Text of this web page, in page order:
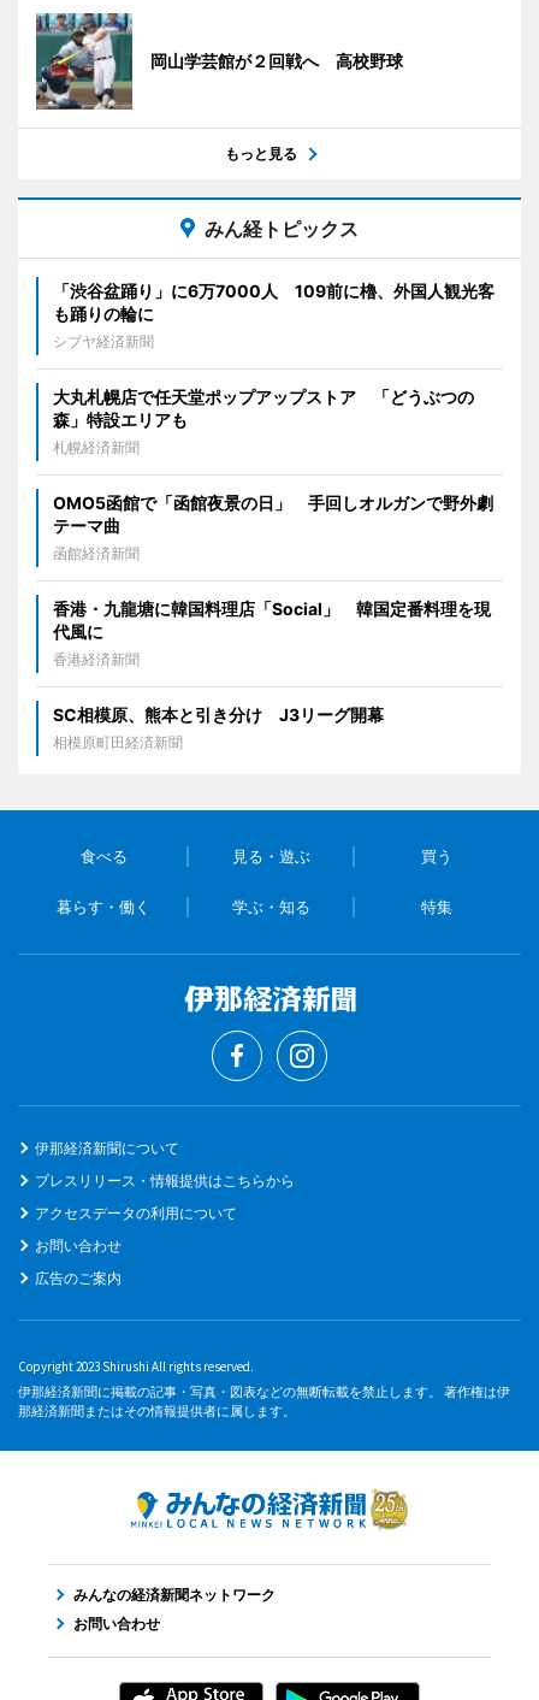
岡山学芸館が２回戦へ 高校野球
もっと見る
みん経トピックス
「渋谷盆踊り」に6万7000人 109前に櫓、外国人観光客
も踊りの輪に
シブヤ経済新聞
大丸札幌店で任天堂ポップアップストア 「どうぶつの
森」特設エリアも
札幌経済新聞
OMO5函館で「函館夜景の日」 手回しオルガンで野外劇
テーマ曲
函館経済新聞
香港・九龍塘に韓国料理店「Social」 韓国定番料理を現
代風に
香港経済新聞
SC相模原、熊本と引き分け J3リーグ開幕
相模原町田経済新聞
食べる 見る・遊ぶ 買う
暮らす・働く 学ぶ・知る 特集
伊那経済新聞について
プレスリリース・情報提供はこちらから
アクセスデータの利用について
お問い合わせ
広告のご案内
Copyright 2023 Shirushi All rights reserved.
伊那経済新聞に掲載の記事・写真・図表などの無断転載を禁止します。 著作権は伊
那経済新聞またはその情報提供者に属します。
みんなの経済新聞ネットワーク
お問い合わせ